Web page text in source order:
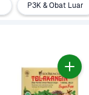
P3K & Obat Luar